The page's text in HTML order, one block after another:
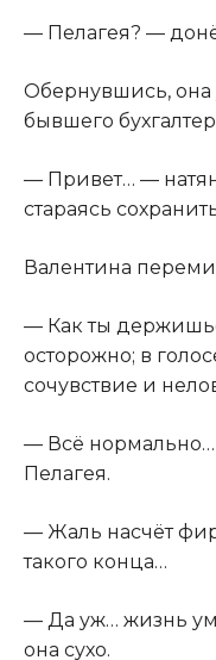
— Пелагея? —
Обернувшись,
бывшего
— Привет… —
стараясь
Валентина
— Как ты
осторожно; в
сочувствие и
— Всё
Пелагея.
— Жаль насчёт
такого конца…
— Да уж… жизнь
она сухо.